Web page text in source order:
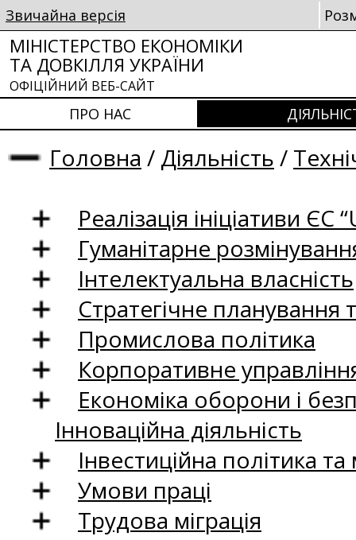
Звичайна версія
МІНІСТЕРСТВО ЕКОНОМІКИ
ТА ДОВКІЛЛЯ УКРАЇНИ
ОФІЦІЙНИЙ ВЕБ-САЙТ
ПРО НАС
Головна / Діяльність /
Реалізація ініціативи ЄС
Гуманітарне
Інтелектуальна власність
Стратегічне
Промислова політика
Корпоративне
Економіка оборони і
Інноваційна діяльність
Інвестиційна політика
Умови праці
Трудова міграція